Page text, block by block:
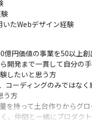
部門という日本の経済
来数ヶ月かかる転職体験
勉強中の士業さんが多い
に出会えるような、新し
ようなプロフェッショナ
ションとなるフェーズの
るモダンな技術を導入し
たWebデザイン経験
億円価値の事業を50以上
開発まで一貫して自分の
したいと思う方
コーディングのみではな
う方
を持って土台作りからグ
、仲間と一緒にプロダク